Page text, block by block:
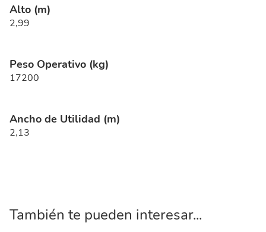
Alto (m)
2,99
Peso Operativo (kg)
17200
Ancho de Utilidad (m)
2,13
También te pueden interesar...